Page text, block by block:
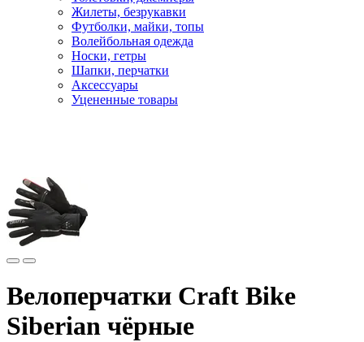
Жилеты, безрукавки
Футболки, майки, топы
Волейбольная одежда
Носки, гетры
Шапки, перчатки
Аксессуары
Уцененные товары
Велоперчатки Craft Bike
Siberian чёрные